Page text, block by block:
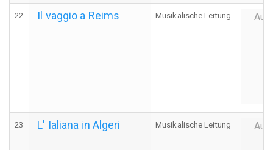
22 Il vaggio a Reims Musikalische Leitung
23 L' Ialiana in Algeri Musikalische Leitung